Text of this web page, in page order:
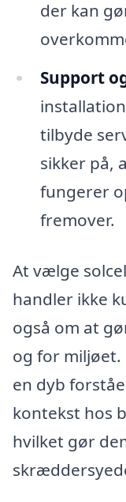
der kan
Support
tilbyde
sikker på,
fungerer
fremover.
At vælge
handler ikke
også om at
og for
en dyb
kontekst hos
hvilket gør